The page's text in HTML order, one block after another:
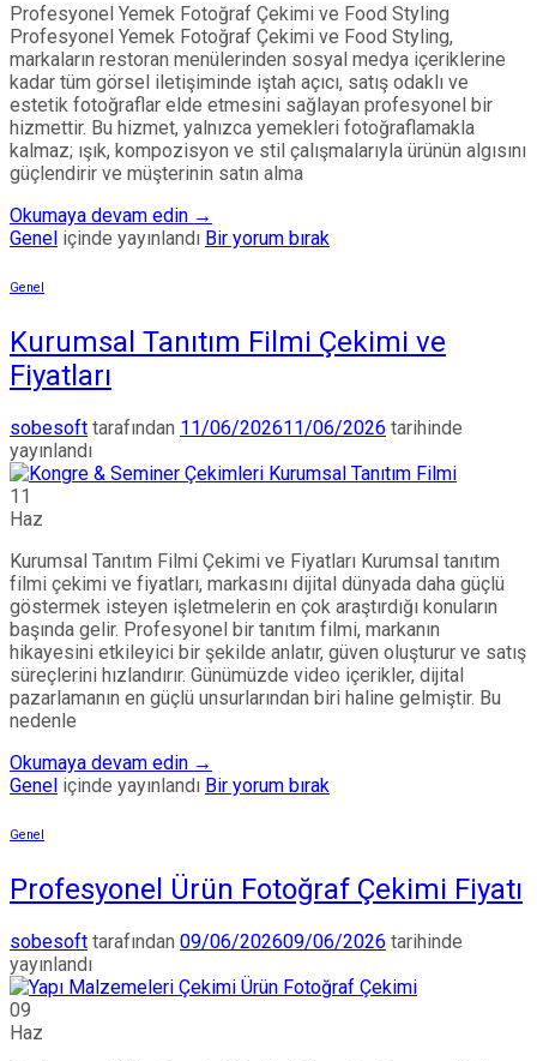
Profesyonel Yemek Fotoğraf Çekimi ve Food Styling
Profesyonel Yemek Fotoğraf Çekimi ve Food Styling,
markaların restoran menülerinden sosyal medya içeriklerine
kadar tüm görsel iletişiminde iştah açıcı, satış odaklı ve
estetik fotoğraflar elde etmesini sağlayan profesyonel bir
hizmettir. Bu hizmet, yalnızca yemekleri fotoğraflamakla
kalmaz; ışık, kompozisyon ve stil çalışmalarıyla ürünün algısını
güçlendirir ve müşterinin satın alma
Okumaya devam edin →
Genel içinde yayınlandı Bir yorum bırak
Genel
Kurumsal Tanıtım Filmi Çekimi ve
Fiyatları
sobesoft tarafından 11/06/202611/06/2026 tarihinde
yayınlandı
11
Haz
Kurumsal Tanıtım Filmi Çekimi ve Fiyatları Kurumsal tanıtım
filmi çekimi ve fiyatları, markasını dijital dünyada daha güçlü
göstermek isteyen işletmelerin en çok araştırdığı konuların
başında gelir. Profesyonel bir tanıtım filmi, markanın
hikayesini etkileyici bir şekilde anlatır, güven oluşturur ve satış
süreçlerini hızlandırır. Günümüzde video içerikler, dijital
pazarlamanın en güçlü unsurlarından biri haline gelmiştir. Bu
nedenle
Okumaya devam edin →
Genel içinde yayınlandı Bir yorum bırak
Genel
Profesyonel Ürün Fotoğraf Çekimi Fiyatı
sobesoft tarafından 09/06/202609/06/2026 tarihinde
yayınlandı
09
Haz